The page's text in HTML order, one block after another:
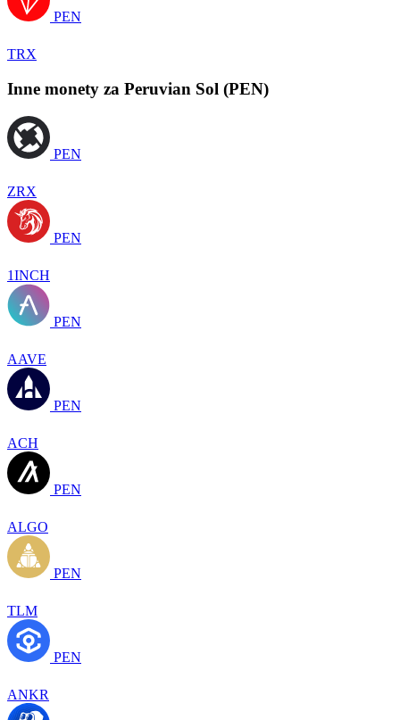
PEN
TRX
Inne monety za Peruvian Sol (PEN)
PEN
ZRX
PEN
1INCH
PEN
AAVE
PEN
ACH
PEN
ALGO
PEN
TLM
PEN
ANKR